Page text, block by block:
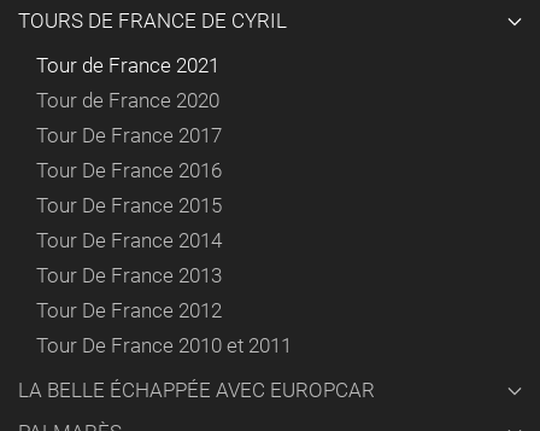
TOURS DE FRANCE DE CYRIL
Tour de France 2021
Tour de France 2020
Tour De France 2017
Tour De France 2016
Tour De France 2015
Tour De France 2014
Tour De France 2013
Tour De France 2012
Tour De France 2010 et 2011
LA BELLE ÉCHAPPÉE AVEC EUROPCAR